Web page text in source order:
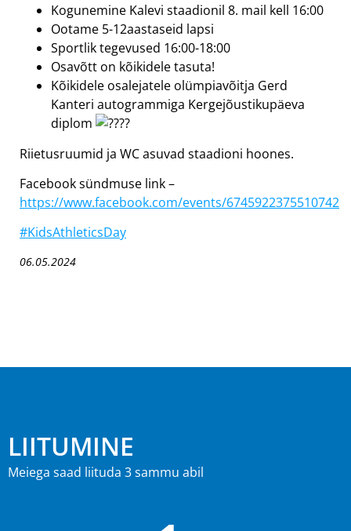
Kogunemine Kalevi staadionil 8. mail kell 16:00
Ootame 5-12aastaseid lapsi
Sportlik tegevused 16:00-18:00
Osavõtt on kõikidele tasuta!
Kõikidele osalejatele olümpiavõitja Gerd
Kanteri autogrammiga Kergejõustikupäeva
diplom
Riietusruumid ja WC asuvad staadioni hoones.
Facebook sündmuse link –
https://www.facebook.com/events/6745922375510742
#KidsAthleticsDay
06.05.2024
LIITUMINE
Meiega saad liituda 3 sammu abil